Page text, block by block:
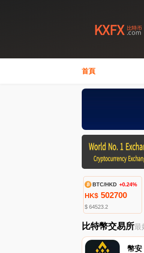
首頁
BTC/HKD +0.24%
HK$ 502700
$ 64523.2
比特幣交易所最
幣安